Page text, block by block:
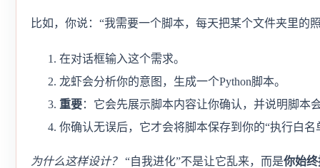
比如，你说：“我需要一个脚本，每天把某个文件夹里的
在对话框输入这个需求。
龙虾会分析你的意图，生成一个Python脚本。
重要：它会先展示脚本内容让你确认，并说明脚本
你确认无误后，它才会将脚本保存到你的“执行白
为什么这样设计？ “自我进化”不是让它乱来，而是你始